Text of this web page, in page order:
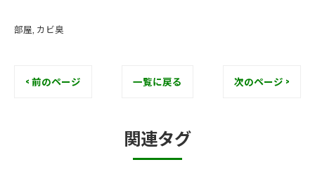
部屋 カビ臭
< 前のページ 一覧に戻る 次のページ >
関連タグ